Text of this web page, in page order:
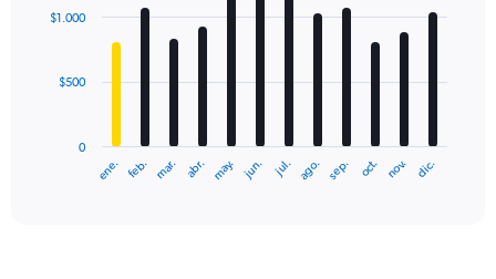
with
12
The
ene. feb. mar. abr. may. jun. jul. ago. sep. oct. nov. dic.
0
$500
$1.000